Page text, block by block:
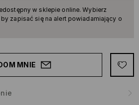
w sklepie online. Wybierz
zapisać się na alert powiadamiający o
MNIE